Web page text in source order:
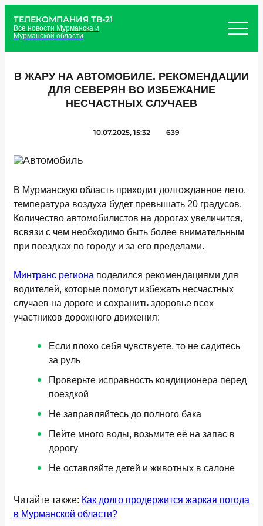
ТЕЛЕКОМПАНИЯ ТВ-21
Все новости Мурманска и
Мурманской области
В ЖАРУ НА АВТОМОБИЛЕ. РЕКОМЕНДАЦИИ
ДЛЯ СЕВЕРЯН ВО ИЗБЕЖАНИЕ
НЕСЧАСТНЫХ СЛУЧАЕВ
10.07.2025, 15:32 639
В Мурманскую область приходит долгожданное лето,
температура воздуха будет превышать 20 градусов.
Количество автомобилистов на дорогах увеличится,
всвязи с чем необходимо быть более внимательным
при поездках по городу и за его пределами.
Минтранс региона поделился рекомендациями для
водителей, которые помогут избежать несчастных
случаев на дороге и сохранить здоровье всех
участников дорожного движения:
Если плохо себя чувствуете, то не садитесь
за руль
Проверьте исправность кондиционера перед
поездкой
Не заправляйтесь до полного бака
Пейте много воды, возьмите её на запас в
дорогу
Не оставляйте детей и животных в салоне
Читайте также: Как долго продержится жаркая погода
в Мурманской области?